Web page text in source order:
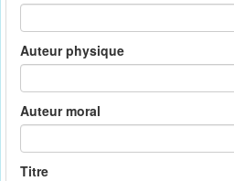
Auteur physique
Auteur moral
Titre